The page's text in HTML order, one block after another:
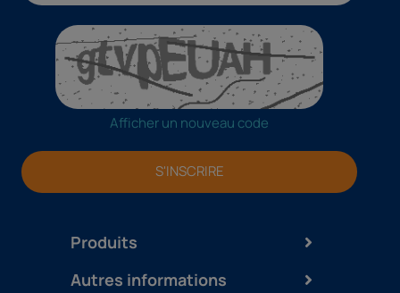
Produits
Afficher un nouveau code
S'INSCRIRE
Autres informations